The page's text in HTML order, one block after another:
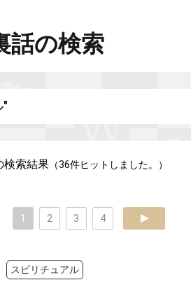
話の検索
検索結果 （36件ヒットしました。）
1 2 3 4 next
スピリチュアル